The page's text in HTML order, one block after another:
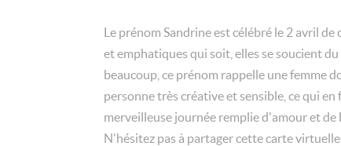
Le prénom Sandrine est célébré le 2 avril
et emphatiques qui soit, elles se soucient
beaucoup, ce prénom rappelle une femme
personne très créative et sensible, ce qui
merveilleuse journée remplie d'amour et de
N'hésitez pas à partager cette carte